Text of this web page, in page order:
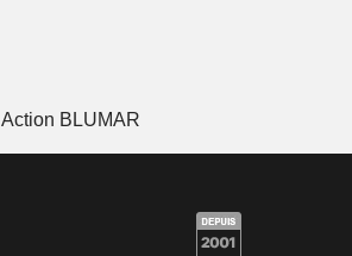
Action BLUMAR